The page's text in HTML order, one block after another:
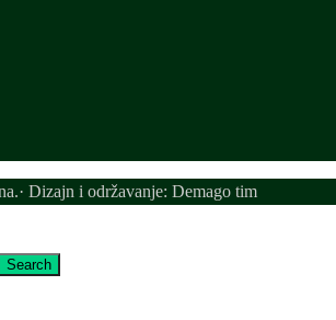
Dizajn i održavanje: Demago tim
Search